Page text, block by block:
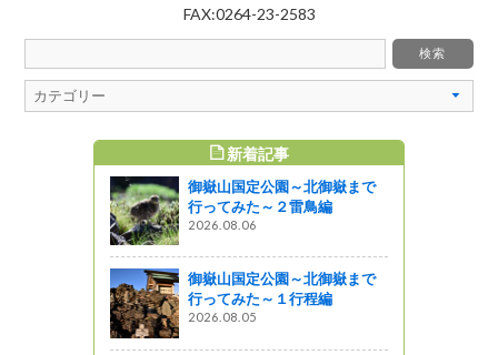
FAX:0264-23-2583
新着記事
御嶽山国定公園～北御嶽まで
行ってみた～２雷鳥編
2026.08.06
御嶽山国定公園～北御嶽まで
行ってみた～１行程編
2026.08.05